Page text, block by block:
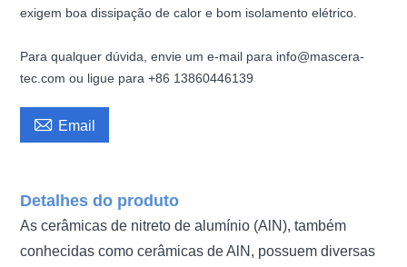
exigem boa dissipação de calor e bom isolamento elétrico.
Para qualquer dúvida, envie um e-mail para info@mascera-
tec.com ou ligue para +86 13860446139
 Email
Detalhes do produto
As cerâmicas de nitreto de alumínio (AlN), também
conhecidas como cerâmicas de AlN, possuem diversas